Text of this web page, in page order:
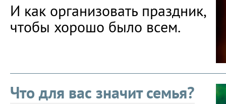
И как организовать праздник,
чтобы хорошо было всем.
Что для вас значит семья?